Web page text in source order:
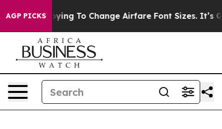
AGP PICKS
Lobbying To Change Airfare Font Sizes. It’s Gonna